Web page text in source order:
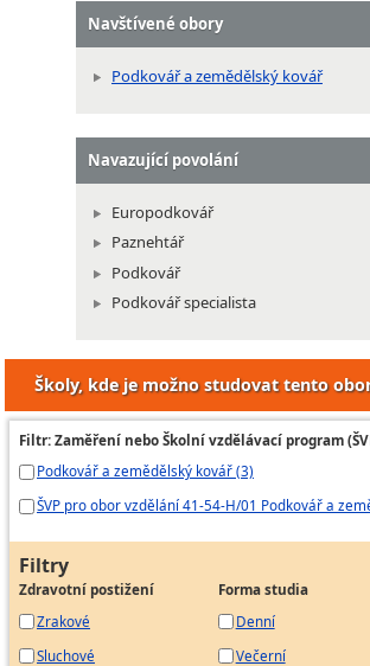
Navštívené obory
Podkovář a zemědělský kovář
Navazující povolání
Europodkovář
Paznehtář
Podkovář
Podkovář specialista
Školy, kde je možno studovat tento
Filtr: Zaměření nebo Školní vzdělávací program
Podkovář a zemědělský kovář (3)
ŠVP pro obor vzdělání 41-54-H/01 Podkovář a
Filtry
Zdravotní postižení
Zrakové
Sluchové
Forma studia
Denní
Večerní